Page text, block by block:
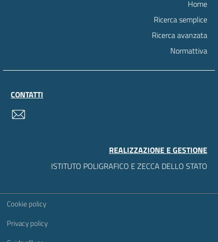
Home
Ricerca semplice
Ricerca avanzata
Normattiva
CONTATTI
REALIZZAZIONE E GESTIONE
ISTITUTO POLIGRAFICO E ZECCA DELLO STATO
Sezione Link Utili
Cookie policy
Privacy policy